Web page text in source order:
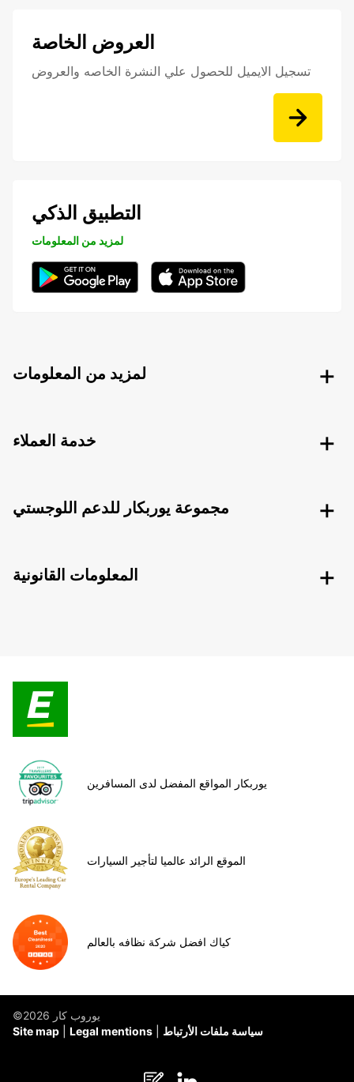
العروض الخاصة
تسجيل الايميل للحصول علي النشرة الخاصه والعروض
التطبيق الذكي
لمزيد من المعلومات
لمزيد من المعلومات
خدمة العملاء
مجموعة يوربكار للدعم اللوجستي
المعلومات القانونية
يوربكار المواقع المفضل لدى المسافرين
الموقع الرائد عالميا لتأجير السيارات
كياك افضل شركة نظافه بالعالم
©يوروب كار 2026
Site map
Legal mentions سياسة ملفات الأرتباط